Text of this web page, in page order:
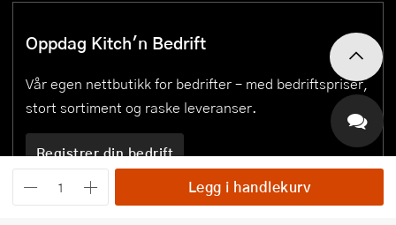
Legg i handlekurv
Oppdag Kitch'n Bedrift
Vår egen nettbutikk for bedrifter – med bedriftspriser,
stort sortiment og raske leveranser.
Registrer din bedrift